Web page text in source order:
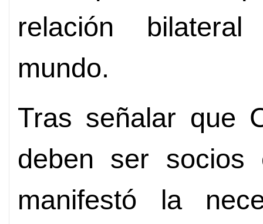
relación
mundo.
Tras señalar que
deben ser
manifestó la